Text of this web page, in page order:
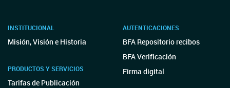
INSTITUCIONAL
Misión, Visión e Historia
PRODUCTOS Y SERVICIOS
Tarifas de Publicación
AUTENTICACIONES
BFA Repositorio recibos
BFA Verificación
Firma digital